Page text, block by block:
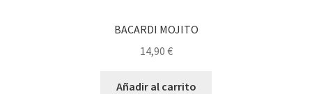
BACARDI MOJITO
14,90 €
Añadir al carrito